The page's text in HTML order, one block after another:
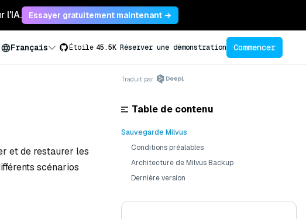
l'IA. Essayer gratuitement maintenant →
Français Étoile 45.5K Réserver une démonstration Commencer
et de restaurer les
scénarios
Traduit par
Table de contenu
Sauvegarde Milvus
Conditions préalables
Architecture de Milvus Backup
Dernière version